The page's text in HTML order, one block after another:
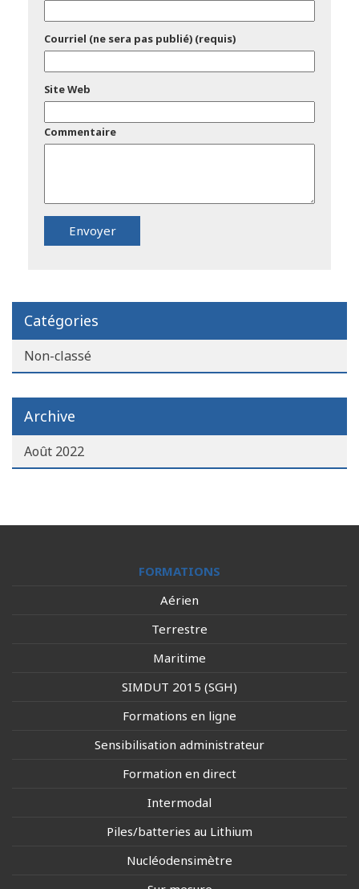
Courriel (ne sera pas publié) (requis)
Site Web
Commentaire
Catégories
Non-classé
Archive
Août 2022
FORMATIONS
Aérien
Terrestre
Maritime
SIMDUT 2015 (SGH)
Formations en ligne
Sensibilisation administrateur
Formation en direct
Intermodal
Piles/batteries au Lithium
Nucléodensimètre